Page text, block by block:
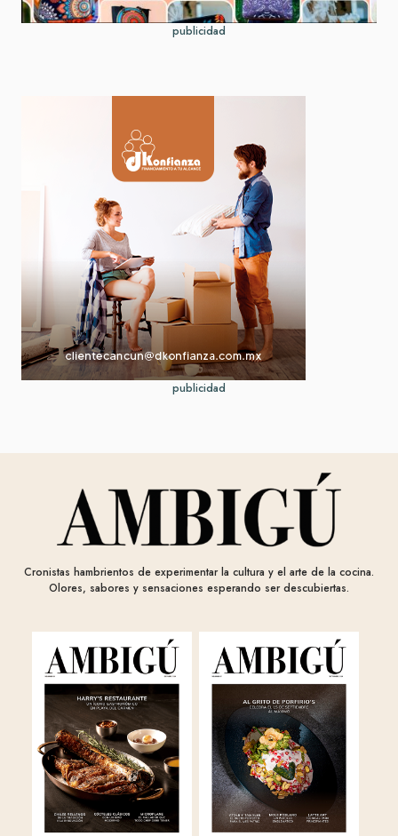
publicidad
publicidad
Cronistas hambrientos de experimentar la cultura y el arte de la cocina.
Olores, sabores y sensaciones esperando ser descubiertas.